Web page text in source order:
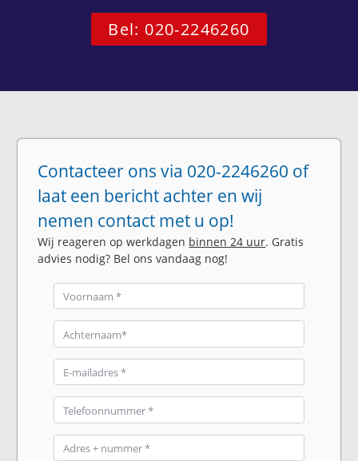
Bel: 020-2246260
Contacteer ons via 020-2246260 of
laat een bericht achter en wij
nemen contact met u op!
Wij reageren op werkdagen binnen 24 uur. Gratis
advies nodig? Bel ons vandaag nog!